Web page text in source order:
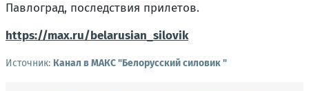
Павлоград, последствия прилетов.
https://max.ru/belarusian_silovik
Источник: Канал в МАКС "Белорусский силовик "